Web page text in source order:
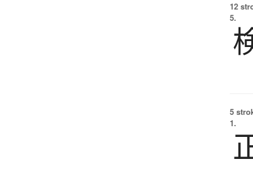
12
5.
5
1.